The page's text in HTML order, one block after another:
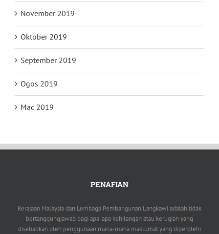
November 2019
Oktober 2019
September 2019
Ogos 2019
Mac 2019
PENAFIAN
Kerajaan Malaysia dan Lembaga Pembangunan Langkawi adalah tidak
bertanggungjawab bagi apa-apa kehilangan atau kerugian yang
disebabkan oleh penggunaan mana-mana maklumat yang diperolehi